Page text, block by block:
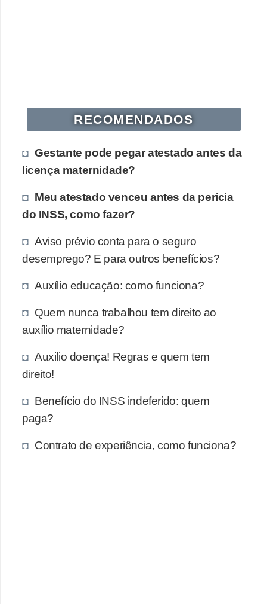
RECOMENDADOS
Gestante pode pegar atestado antes da
licença maternidade?
Meu atestado venceu antes da perícia
do INSS, como fazer?
Aviso prévio conta para o seguro
desemprego? E para outros benefícios?
Auxílio educação: como funciona?
Quem nunca trabalhou tem direito ao
auxílio maternidade?
Auxilio doença! Regras e quem tem
direito!
Benefício do INSS indeferido: quem
paga?
Contrato de experiência, como funciona?